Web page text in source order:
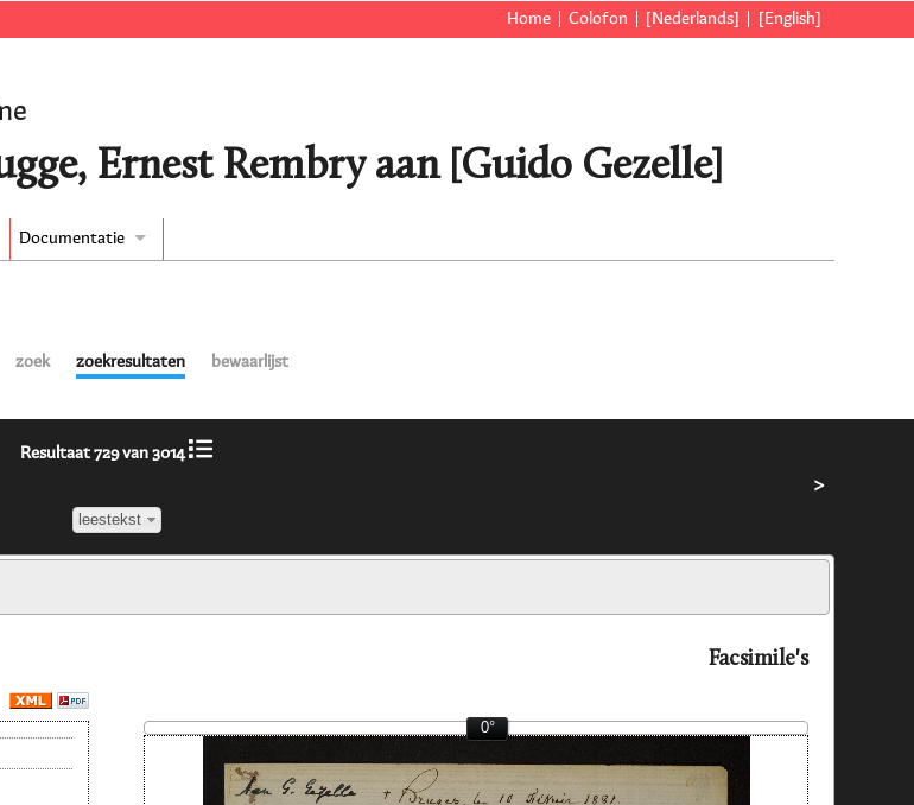
Home Colofon [Nederlands] [English]
Ernest Rembry aan [Guido Gezelle]
Documentatie
zoek zoekresultaten bewaarlijst
Resultaat 729 van 3014
leestekst
>
Facsimile's
0°